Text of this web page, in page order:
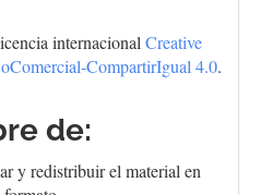
internacional Creative
CompartirIgual 4.0.
de:
y redistribuir el material en